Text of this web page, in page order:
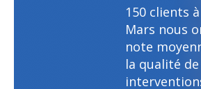
150 clients
Mars nous
note
la qualité